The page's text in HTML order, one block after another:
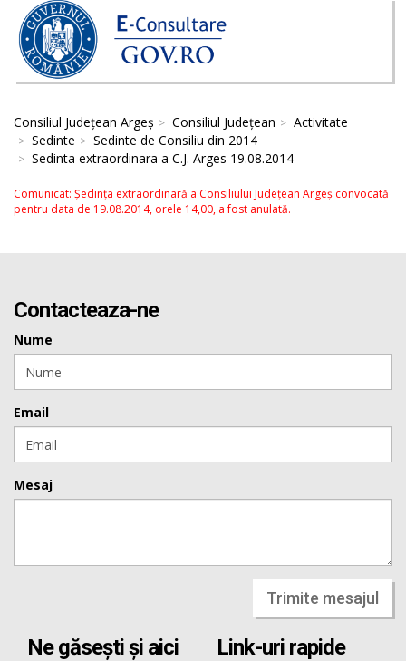
Consiliul Județean Argeș Consiliul Județean
Activitate
Sedinte
Sedinte de Consiliu din 2014
Sedinta extraordinara a C.J. Arges 19.08.2014
Comunicat: Şedinţa extraordinară a Consiliului Judeţean Argeş convocată
pentru data de 19.08.2014, orele 14,00, a fost anulată.
Contacteaza-ne
Nume
Email
Mesaj
Trimite mesajul
Ne găsești și aici Link-uri rapide